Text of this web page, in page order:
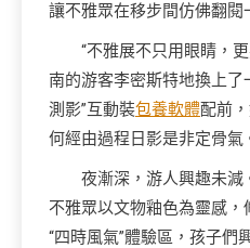
讓不雅眾在移步間仿佛翻閱
“不雅展不只用眼睛，
南的游客李密斯特地換上了
測影”互動裝包養軟體配前
何經由過程日影是非定骨氣
夜漸深，游人興趣未減
不雅眾以文物釉色為靈感
“四時風氣”體驗區，孩子們